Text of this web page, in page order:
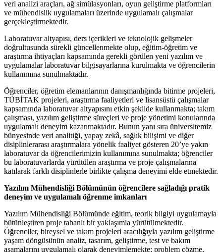
veri analizi araçları, ağ simülasyonları, oyun geliştirme platformları
ve mühendislik uygulamaları üzerinde uygulamalı çalışmalar
gerçekleştirmektedir.
Laboratuvar altyapısı, ders içerikleri ve teknolojik gelişmeler
doğrultusunda sürekli güncellenmekte olup, eğitim-öğretim ve
araştırma ihtiyaçları kapsamında gerekli görülen yeni yazılım ve
uygulamalar laboratuvar bilgisayarlarına kurulmakta ve öğrencilerin
kullanımına sunulmaktadır.
Öğrenciler, öğretim elemanlarının danışmanlığında bitirme projeleri,
TÜBİTAK projeleri, araştırma faaliyetleri ve lisansüstü çalışmalar
kapsamında laboratuvar altyapısını etkin şekilde kullanmakta; takım
çalışması, yazılım geliştirme süreçleri ve proje yönetimi konularında
uygulamalı deneyim kazanmaktadır. Bunun yanı sıra üniversitemiz
bünyesinde veri analitiği, yapay zekâ, sağlık bilişimi ve diğer
disiplinlerarası araştırmalara yönelik faaliyet gösteren 20’ye yakın
laboratuvar da öğrencilerimizin kullanımına sunulmakta; öğrenciler
bu laboratuvarlarda yürütülen araştırma ve proje çalışmalarına
katılarak farklı disiplinlerle birlikte çalışma deneyimi elde etmektedir.
Yazılım Mühendisliği Bölümünün öğrencilere sağladığı pratik
deneyim ve uygulamalı öğrenme imkanları
Yazılım Mühendisliği Bölümünde eğitim, teorik bilgiyi uygulamayla
bütünleştiren proje tabanlı bir yaklaşımla yürütülmektedir.
Öğrenciler, bireysel ve takım projeleri aracılığıyla yazılım geliştirme
yaşam döngüsünün analiz, tasarım, geliştirme, test ve bakım
aşamalarını uygulamalı olarak deneyimlemekte; problem çözme,